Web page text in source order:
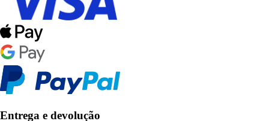
Entrega e devolução